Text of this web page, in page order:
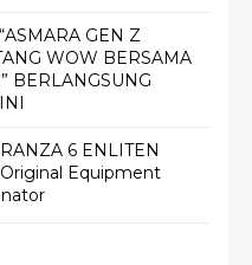
GEN Z
WOW BERSAMA
BERLANGSUNG
6 ENLITEN
Equipment